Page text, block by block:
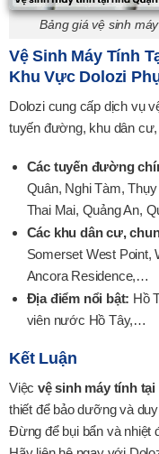
Bảng giá vệ sinh
Vệ Sinh Máy Tính
Khu Vực Dolozi
Dolozi cung cấp dịch vụ
tuyến đường, khu dân
Các tuyến đường
Quân, Nghi Tàm,
Thai Mai, Quảng An,
Các khu dân cư,
Somerset West Point,
Ancora Residence,…
Địa điểm nổi bật: Hồ
viên nước Hồ Tây,…
Kết Luận
Việc vệ sinh máy tính tại
thiết để bảo dưỡng và
Đừng để bụi bẩn và nhiệt